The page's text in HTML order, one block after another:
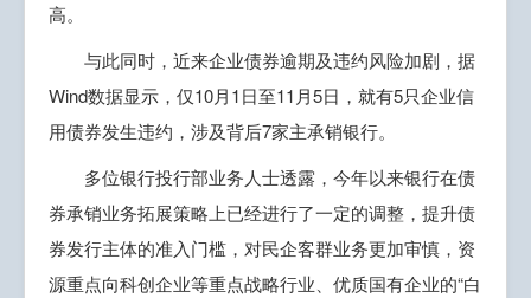
高。
与此同时，近来企业债券逾期及违约风险加剧，据
Wind数据显示，仅10月1日至11月5日，就有5只企业信
用债券发生违约，涉及背后7家主承销银行。
多位银行投行部业务人士透露，今年以来银行在债
券承销业务拓展策略上已经进行了一定的调整，提升债
券发行主体的准入门槛，对民企客群业务更加审慎，资
源重点向科创企业等重点战略行业、优质国有企业的“白